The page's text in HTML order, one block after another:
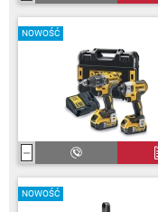
NOWOŚĆ
NOWOŚĆ